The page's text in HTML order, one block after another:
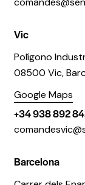
Vic
Polígono
08500 Vic,
Google Maps
+34 938 892
Barcelona